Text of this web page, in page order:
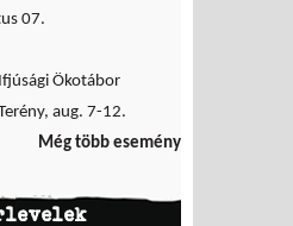
07.
Ökotábor
aug. 7-12.
Még több esemény